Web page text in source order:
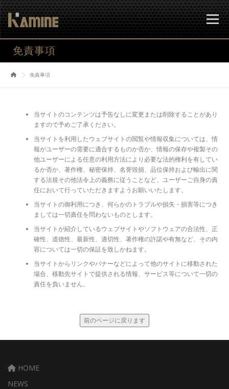
コ
ン
テ
メニュー
会社案内
免責事項
免責事項
当サイトのコンテンツは予告なしに変更または削除することがあり
ますので予めご了承ください。
当サイトを利用したウェブサイトの閲覧や情報収集については、情
報がユーザーの需要に適合するものか否か、情報の保存や複製その
他ユーザーによる任意の利用方法により必要な法的権利を有してい
るか否か、著作権、秘密保持、名誉毀損、品位保持および輸出に関
する法規その他法令上の義務に従うことなど、ユーザーご自身の責
任において行っていただきますようお願いいたします。
当サイトの御利用につき、何らかのトラブルや損失・損害等につき
ましては一切責任を問わないものとします。
当サイトが紹介しているウェブサイトやソフトウェアの合法性、正
確性、道徳性、最新性、適切性、著作権の許諾や有無など、その内
容については一切の保証を致しかねます。
当サイトからリンクやバナーなどによって他のサイトに移動された
場合、移動先サイトで提供される情報、サービス等について一切の
責任を負いません。
HOME
NEWS